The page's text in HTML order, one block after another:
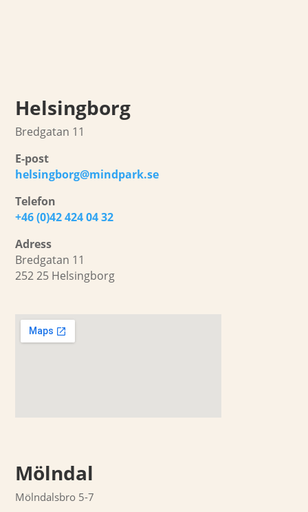
Helsingborg
Bredgatan 11
E-post
helsingborg@mindpark.se
Telefon
+46 (0)42 424 04 32
Adress
Bredgatan 11
252 25 Helsingborg
Mölndal
Mölndalsbro 5-7